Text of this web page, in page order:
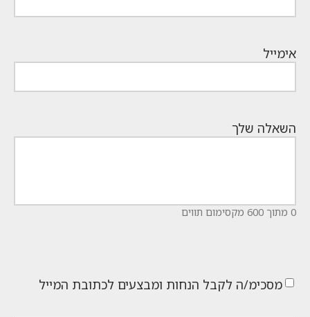
אימייל
השאלה שלך
0 מתוך 600 מקסימום תווים
מסכימ/ה לקבל הנחות ומבצעים לכתובת המייל